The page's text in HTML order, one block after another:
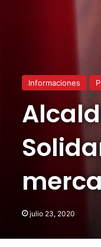
Informaciones
julio 23, 2020